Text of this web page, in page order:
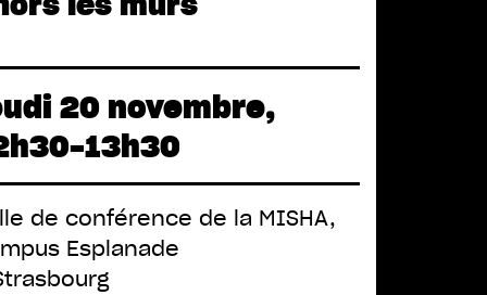
20 novembre,
13h30
de conférence de la MISHA,
Esplanade